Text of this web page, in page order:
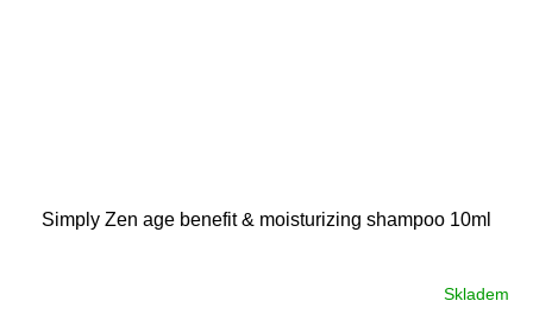
Simply Zen age benefit & moisturizing shampoo 10ml
Skladem